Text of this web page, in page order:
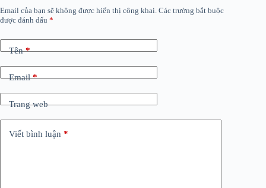
Email của bạn sẽ không được hiển thị công khai. Các trường bắt buộc
được đánh dấu *
Tên*
Email*
Trang web
Viết bình luận *